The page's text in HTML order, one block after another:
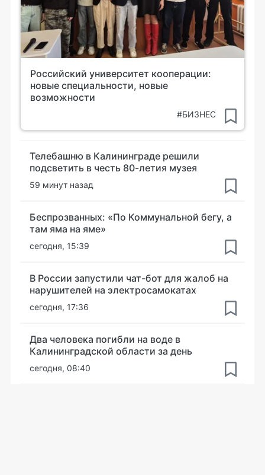
Российский университет кооперации:
новые специальности, новые
возможности
#БИЗНЕС
Телебашню в Калининграде решили
подсветить в честь 80-летия музея
59 минут назад
Беспрозванных: «По Коммунальной бегу, а
там яма на яме»
сегодня, 15:39
В России запустили чат-бот для жалоб на
нарушителей на электросамокатах
сегодня, 17:36
Два человека погибли на воде в
Калининградской области за день
сегодня, 08:40